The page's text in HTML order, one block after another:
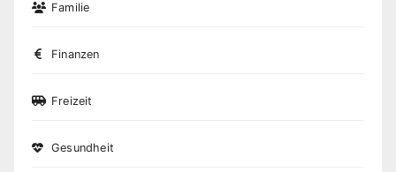
Familie
Finanzen
Freizeit
Gesundheit